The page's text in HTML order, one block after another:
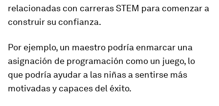
relacionadas con carreras STEM para comenzar a
construir su confianza.
Por ejemplo, un maestro podría enmarcar una
asignación de programación como un juego, lo
que podría ayudar a las niñas a sentirse más
motivadas y capaces del éxito.